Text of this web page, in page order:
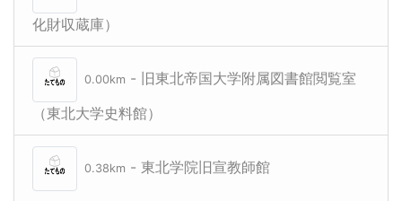
化財収蔵庫）
0.00km - 旧東北帝国大学附属図書館閲覧室
（東北大学史料館）
0.38km - 東北学院旧宣教師館